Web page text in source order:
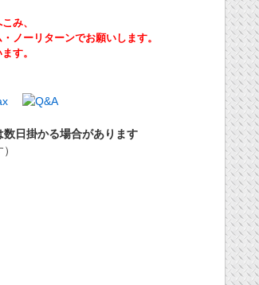
み、
ーリターンでお願いします。
す。
数日掛かる場合があります